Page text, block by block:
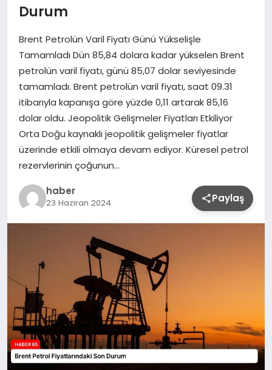
Durum
Brent Petrolün Varil Fiyatı Günü Yükselişle
Tamamladı Dün 85,84 dolara kadar yükselen Brent
petrolün varil fiyatı, günü 85,07 dolar seviyesinde
tamamladı. Brent petrolün varil fiyatı, saat 09.31
itibarıyla kapanışa göre yüzde 0,11 artarak 85,16
dolar oldu. Jeopolitik Gelişmeler Fiyatları Etkiliyor
Orta Doğu kaynaklı jeopolitik gelişmeler fiyatlar
üzerinde etkili olmaya devam ediyor. Küresel petrol
rezervlerinin çoğunun…
haber
23 Haziran 2024 Paylaş